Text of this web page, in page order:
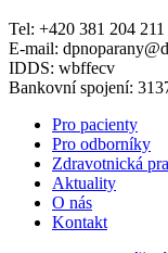
Tel: +420 381 204 211
E-mail:
IDDS: wbffecv
Bankovní spojení:
Pro pacienty
Pro odborníky
Zdravotnická
Aktuality
O nás
Kontakt